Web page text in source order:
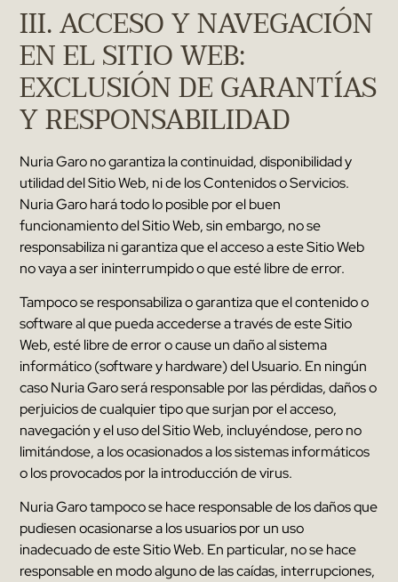
III.ACCESO Y NAVEGACIÓN
EN EL SITIO WEB:
EXCLUSIÓN DE GARANTÍAS
Y RESPONSABILIDAD
Nuria Garono garantiza la continuidad,disponibilidad y
utilidad del Sitio Web, ni de los Contenidos o Servicios.
Nuria Garohará todo lo posible por el buen
funcionamiento del Sitio Web,sin embargo, no se
responsabiliza ni garantiza que el acceso a este Sitio Web
no vaya a ser ininterrumpido o que esté libre de error.
Tampoco se responsabiliza o garantiza que el contenido o
software al que pueda accederse a través de este Sitio
Web,esté libre de error o cause un daño al sistema
informático(software y hardware)del Usuario. En ningún
casoNuria Garoserá responsable por las pérdidas,daños o
perjuicios de cualquier tipo que surjan por el acceso,
navegación y el uso del Sitio Web, incluyéndose, pero no
limitándose,a los ocasionados a los sistemas informáticos
o los provocados por la introducción de virus.
Nuria Garotampoco se hace responsable de los daños que
pudiesen ocasionarse a los usuarios por un uso
inadecuado de este Sitio Web. En particular, no se hace
responsable en modo alguno de las caídas, interrupciones,